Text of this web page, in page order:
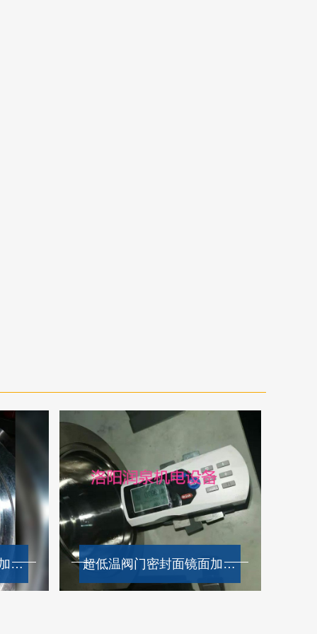
超低温阀门密封面镜面加工效果 超低温阀门密封面镜面加工效果